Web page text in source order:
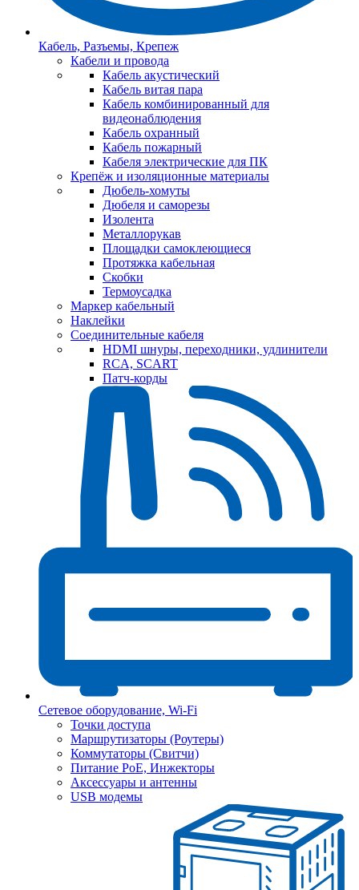
Кабель, Разъемы, Крепеж
Кабели и провода
Кабель акустический
Кабель витая пара
Кабель комбинированный для
видеонаблюдения
Кабель охранный
Кабель пожарный
Кабеля электрические для ПК
Крепёж и изоляционные материалы
Дюбель-хомуты
Дюбеля и саморезы
Изолента
Металлорукав
Площадки самоклеющиеся
Протяжка кабельная
Скобки
Термоусадка
Маркер кабельный
Наклейки
Соединительные кабеля
HDMI шнуры, переходники, удлинители
RCA, SCART
Патч-корды
Сетевое оборудование, Wi-Fi
Точки доступа
Маршрутизаторы (Роутеры)
Коммутаторы (Свитчи)
Питание PoE, Инжекторы
Аксессуары и антенны
USB модемы